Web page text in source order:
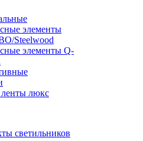
элементы
Steelwood
элементы Q-
светильников